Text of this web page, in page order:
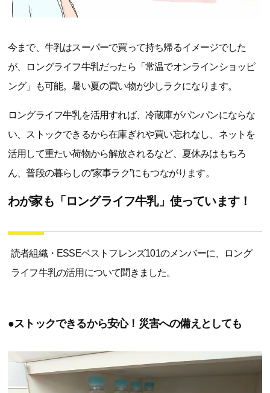
今まで、牛乳はスーパーで買って持ち帰るイメージでした
が、ロングライフ牛乳だったら「常温でオンラインショッピ
ング」も可能。暑い夏の買い物が少しラクになります。
ロングライフ牛乳を活用すれば、冷蔵庫がパンパンにならな
い、ストックできるから在庫ぎれや買い忘れなし、ネットを
活用して重たい荷物から解放されるなど、夏休みはもちろ
ん、普段の暮らしの“家事ラク”にもつながります。
わが家も「ロングライフ牛乳」使っています！
読者組織・ESSEベストフレンズ101のメンバーに、ロング
ライフ牛乳の活用について聞きました。
●ストックできるから安心！災害への備えとしても